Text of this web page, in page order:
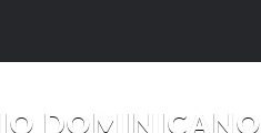
DOMINICANO